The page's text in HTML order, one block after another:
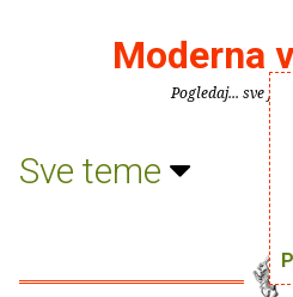
Moderna
Pogledaj... sve je
Sve teme